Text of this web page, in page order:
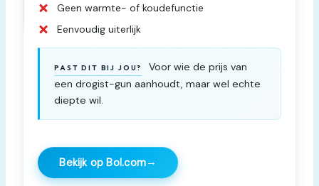
Geen warmte- of koudefunctie
Eenvoudig uiterlijk
PAST DIT BIJ JOU?
Voor wie de prijs van
een drogist-gun aanhoudt, maar wel echte
diepte wil.
Bekijk op Bol.com→